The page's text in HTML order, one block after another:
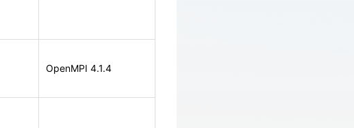
OpenMPI 4.1.4